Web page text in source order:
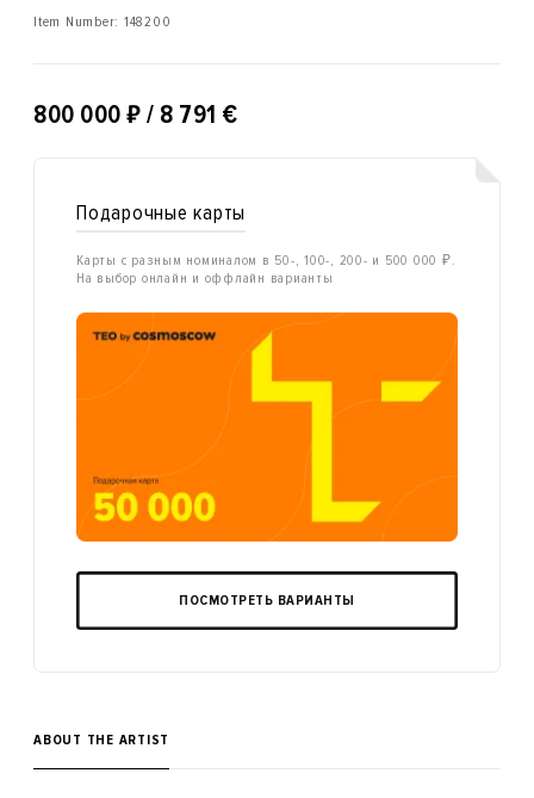
Item Number: 148200
800 000 ₽ / 8 791 €
Подарочные карты
Карты с разным номиналом в 50-, 100-, 200- и 500 000 ₽.
На выбор онлайн и оффлайн варианты
ПОСМОТРЕТЬ ВАРИАНТЫ
ABOUT THE ARTIST